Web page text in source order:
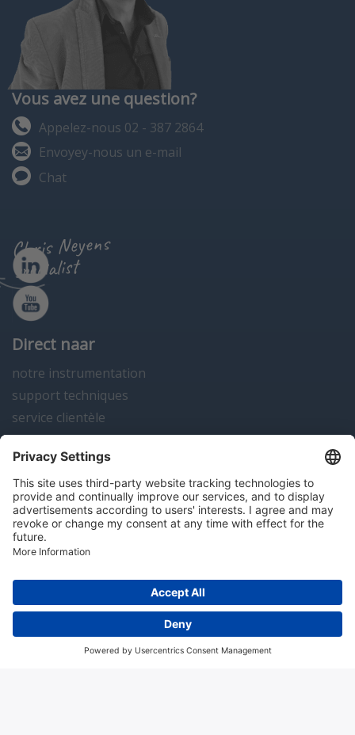
Vous avez une question?
Appelez-nous 02 - 387 2864
Envoyey-nous un e-mail
Chat
Chris Neyens
specialist
Direct naar
notre instrumentation
support techniques
service clientèle
actualités
contact
Algemene voorwaarden Disclaimer
Colofon
Copyright; 2026 Hitma B.V.. Tous droits réservés.